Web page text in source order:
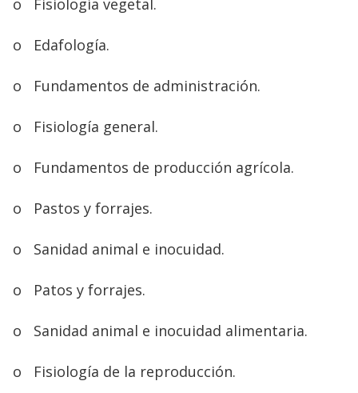
o Edafología.
o Fundamentos de administración.
o Fisiología general.
o Fundamentos de producción agrícola.
o Pastos y forrajes.
o Sanidad animal e inocuidad.
o Patos y forrajes.
o Sanidad animal e inocuidad alimentaria.
o Fisiología de la reproducción.